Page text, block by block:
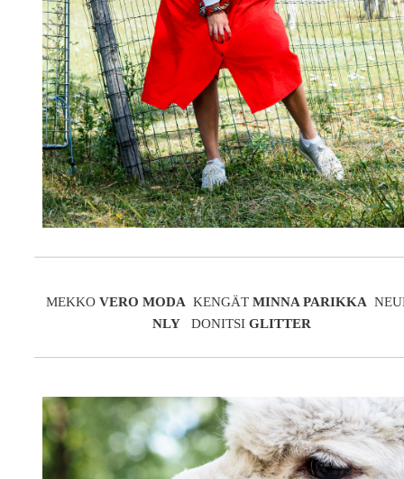
MEKKO VERO MODAKENGÄT MINNA PARIKKA
NLY DONITSIGLITTER